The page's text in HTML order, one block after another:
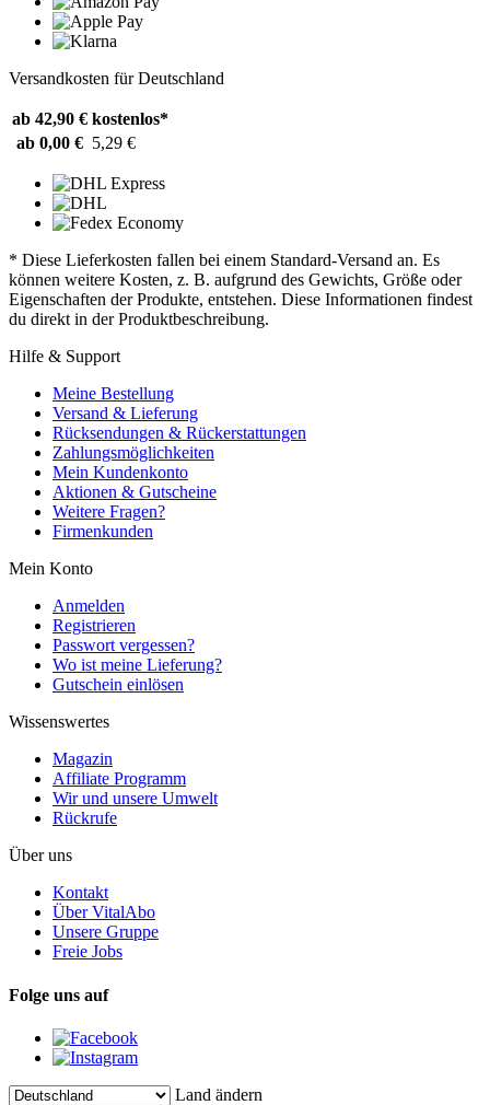
Versandkosten für Deutschland
ab 42,90 € kostenlos*
ab 0,00 € 5,29 €
* Diese Lieferkosten fallen bei einem Standard-Versand an. Es
können weitere Kosten, z. B. aufgrund des Gewichts, Größe oder
Eigenschaften der Produkte, entstehen. Diese Informationen findest
du direkt in der Produktbeschreibung.
Hilfe & Support
Meine Bestellung
Versand & Lieferung
Rücksendungen & Rückerstattungen
Zahlungsmöglichkeiten
Mein Kundenkonto
Aktionen & Gutscheine
Weitere Fragen?
Firmenkunden
Mein Konto
Anmelden
Registrieren
Passwort vergessen?
Wo ist meine Lieferung?
Gutschein einlösen
Wissenswertes
Magazin
Affiliate Programm
Wir und unsere Umwelt
Rückrufe
Über uns
Kontakt
Über VitalAbo
Unsere Gruppe
Freie Jobs
Folge uns auf
Land ändern